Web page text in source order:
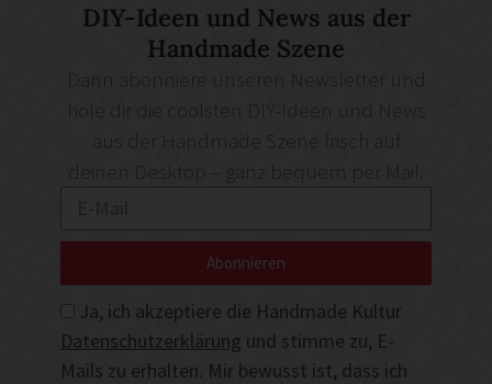
DIY-Ideen und News aus der
Handmade Szene
deinen Desktop – ganz bequem per Mail.
Ja, ich akzeptiere die Handmade Kultur
Datenschutzerklärung und stimme zu, E-
Mails zu erhalten. Mir bewusst ist, dass ich
Abonnieren